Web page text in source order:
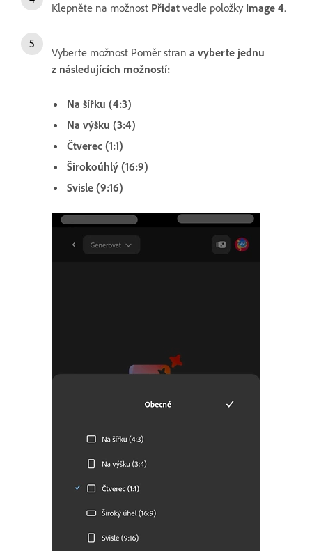
Klepněte na možnost Přidat vedle položky Image 4.
Vyberte možnost Poměr stran a vyberte jednu
z následujících možností:
Na šířku (4:3)
Na výšku (3:4)
Čtverec (1:1)
Širokoúhlý (16:9)
Svisle (9:16)